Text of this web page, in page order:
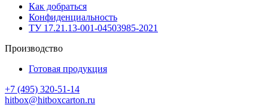
Как добраться
Конфиденциальность
ТУ 17.21.13-001-04503985-2021
Производство
Готовая продукция
+7 (495) 320-51-14
hitbox@hitboxcarton.ru